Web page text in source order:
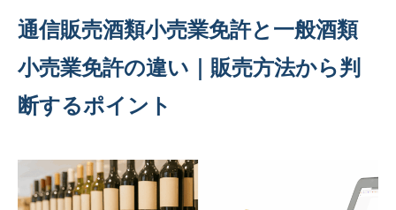
通信販売酒類小売業免許と一般酒類
小売業免許の違い｜販売方法から判
断するポイント